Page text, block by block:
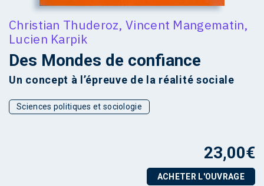
Christian Thuderoz,Vincent Mangematin,
Lucien Karpik
Des Mondes de confiance
Un concept à l’épreuve de la réalité sociale
Sciences politiques et sociologie
23,00€
ACHETER L'OUVRAGE